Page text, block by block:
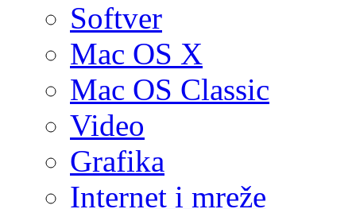
Softver
Mac OS X
Mac OS Classic
Video
Grafika
Internet i mreže